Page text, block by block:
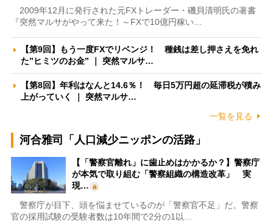
2009年12月に発行された元FXトレーダー・磯貝清明氏の著書
『突然マルサがやって来た！～FXで10億円稼い…
【第9回】もう一度FXでリベンジ！ 種銭は差し押さえを免れ
た”ヒミツのお金” ｜ 突然マルサ…
【第8回】年利はなんと14.6％！ 毎日5万円超の延滞税が積み
上がっていく ｜ 突然マルサ…
一覧を見る
河合雅司「人口減少ニッポンの活路」
【「警察官離れ」に歯止めはかかるか？】警察庁
が本気で取り組む「警察組織の構造改革」 実
現…
警察庁が目下、頭を悩ませているのが「警察官不足」だ。警察
官の採用試験の受験者数は10年間で2分の1以…